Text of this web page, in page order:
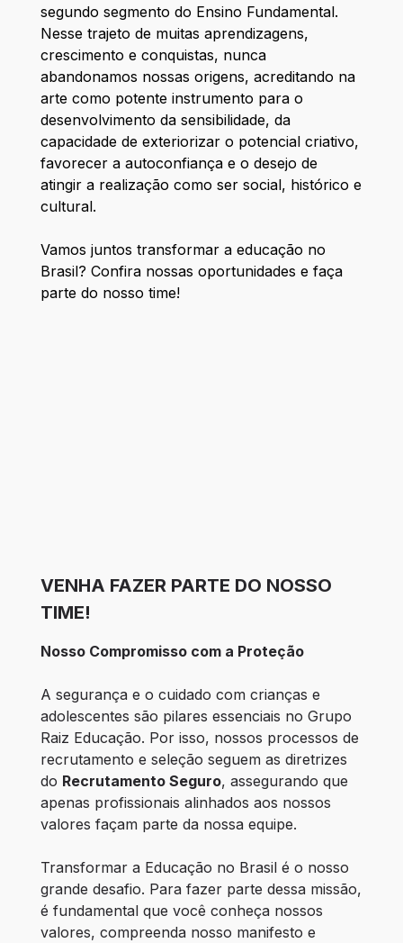
segundo segmento do Ensino Fundamental.
Nesse trajeto de muitas aprendizagens,
crescimento e conquistas, nunca
abandonamos nossas origens, acreditando na
arte como potente instrumento para o
desenvolvimento da sensibilidade, da
capacidade de exteriorizar o potencial criativo,
favorecer a autoconfiança e o desejo de
atingir a realização como ser social, histórico e
cultural.
Vamos juntos transformar a educação no
Brasil? Confira nossas oportunidades e faça
parte do nosso time!
VENHA FAZER PARTE DO NOSSO
TIME!
Nosso Compromisso com a Proteção
A segurança e o cuidado com crianças e
adolescentes são pilares essenciais no Grupo
Raiz Educação. Por isso, nossos processos de
recrutamento e seleção seguem as diretrizes
do Recrutamento Seguro, assegurando que
apenas profissionais alinhados aos nossos
valores façam parte da nossa equipe.
Transformar a Educação no Brasil é o nosso
grande desafio. Para fazer parte dessa missão,
é fundamental que você conheça nossos
valores, compreenda nosso manifesto e